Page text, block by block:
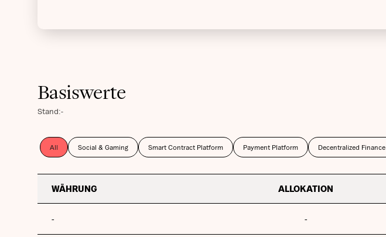
Basiswerte
Stand:-
All Social & Gaming Smart Contract Platform Payment Platform Decentralized Finance
WÄHRUNG ALLOKATION
- -